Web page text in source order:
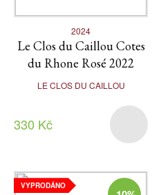
2024
Le Clos du Caillou Cotes
du Rhone Rosé 2022
LE CLOS DU CAILLOU
330 Kč
VYPRODÁNO